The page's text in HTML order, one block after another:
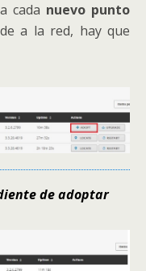
cada nuevo punto
a la red, hay que
de adoptar